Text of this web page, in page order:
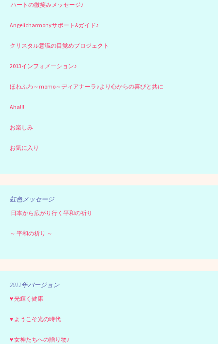
ハートの微笑みメッセージ♪
Angelicharmonyサポート&ガイド♪
クリスタル意識の目覚めプロジェクト
2013インフォメーション♪
ほわふわ～momo～ディアナーラ♪より心からの喜びと共に
Aha!!!
お楽しみ
お気に入り
虹色メッセージ
日本から広がり行く平和の祈り
～ 平和の祈り ～
2011年バージョン
♥ 光輝く健康
♥ ようこそ光の時代
♥ 女神たちへの贈り物♪